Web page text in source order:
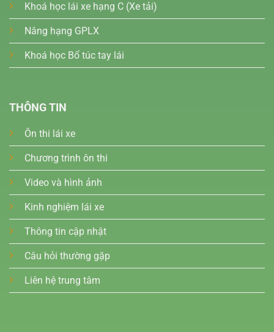
Khoá học lái xe hạng C (Xe tải)
Nâng hạng GPLX
Khoá học Bổ túc tay lái
THÔNG TIN
Ôn thi lái xe
Chương trình ôn thi
Video và hình ảnh
Kinh nghiệm lái xe
Thông tin cập nhật
Câu hỏi thường gặp
Liên hệ trung tâm